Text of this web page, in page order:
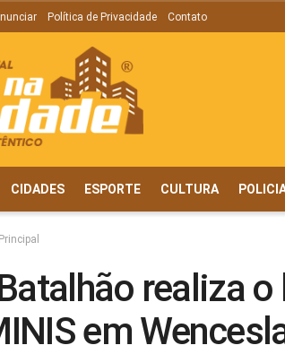
Política de Privacidade Contato
CIDADES ESPORTE CULTURA
Principal
realiza
em